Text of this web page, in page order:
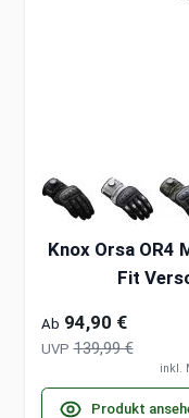
Knox Orsa OR4
Fit
Ab 94,90 €
UVP 139,99 €
inkl.
Produkt